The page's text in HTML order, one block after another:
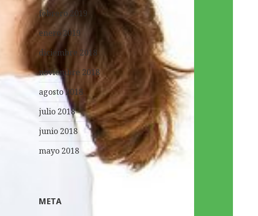
febrero 2019
enero 2019
diciembre 2018
noviembre 2018
agosto 2018
julio 2018
junio 2018
mayo 2018
META